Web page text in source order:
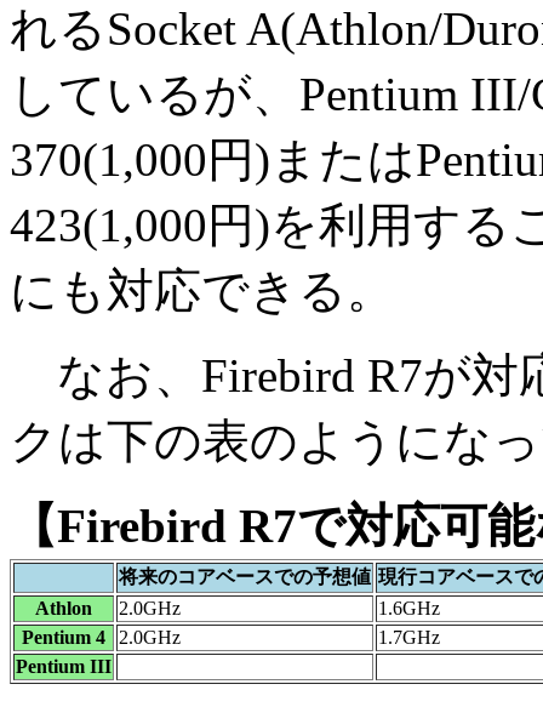
れるSocket A(Athlon/
しているが、Pentium
370(1,000円)または
423(1,000円)を利用する
にも対応できる。
なお、Firebird R7が対
クは下の表のようにな
【Firebird R7で対応可
将来のコアベースでの予想値 現行コアベースで
Athlon
2.0GHz
1.6GHz
Pentium 4
2.0GHz
1.7GHz
Pentium III